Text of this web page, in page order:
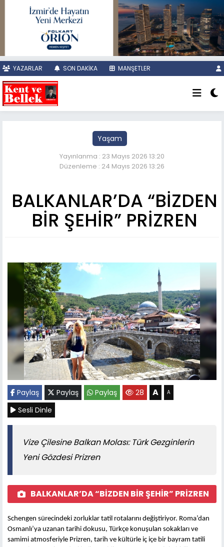
YAZARLAR SON DAKİKA MANŞETLER
Yaşam
Yayınlanma : 23 Mayıs 2026 13:20
Düzenleme : 24 Mayıs 2026 13:26
BALKANLAR’DA “BİZDEN
BİR ŞEHİR” PRİZREN
Paylaş Paylaş Paylaş 28 A A
Sesli Dinle
Vize Çilesine Balkan Molası: Türk Gezginlerin
Yeni Gözdesi Prizren
BALKANLAR’DA “BİZDEN BİR ŞEHİR” PRİZREN
Schengen sürecindeki zorluklar tatil rotalarını değiştiriyor. Roma’dan
Osmanlı’ya uzanan tarihi dokusu, Türkçe konuşulan sokakları ve
samimi atmosferiyle Prizren, tarih ve kültürle iç içe bir bayram tatili